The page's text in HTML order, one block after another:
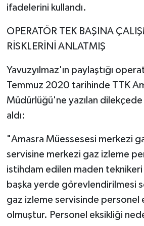
ifadelerini kullandı.
OPERATÖR TEK BAŞINA
RİSKLERİNİ ANLATMIŞ
Yavuzyılmaz'ın paylaştığı
Temmuz 2020 tarihinde TTK
Müdürlüğü'ne yazılan
aldı:
"Amasra Müessesesi merkezi
servisine merkezi gaz izleme
istihdam edilen maden
başka yerde görevlendirilmesi
gaz izleme servisinde personel
olmuştur. Personel eksikliği